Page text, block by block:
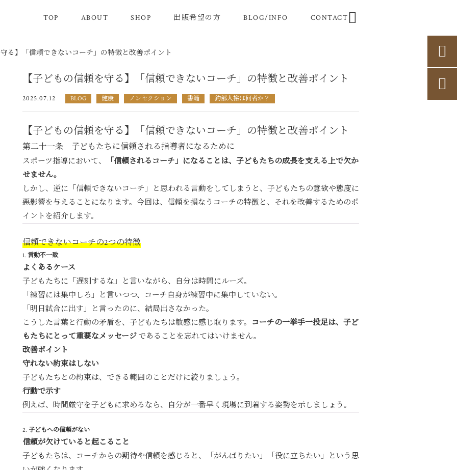
TOP ABOUT SHOP 出版希望の方 BLOG/INFO CONTACT
る】「信頼できないコーチ」の特徴と改善ポイント
【子どもの信頼を守る】「信頼できないコーチ」の特徴と改善ポイント
2025.07.12 BLOG 健康 ノンセクション 書籍 釣部人裕は何者か？
【子どもの信頼を守る】「信頼できないコーチ」の特徴と改善ポイント
第二十一条 子どもたちに信頼される指導者になるために
スポーツ指導において、
「信頼されるコーチ」になることは、子どもたちの成長を支える上で欠か
せません。
しかし、逆に「信頼できないコーチ」と思われる言動をしてしまうと、子どもたちの意欲や態度に
悪影響を与えることになります。今回は、信頼を損なうコーチの特徴と、それを改善するためのポ
イントを紹介します。
信頼できないコーチの2つの特徴
1. 言動不一致
よくあるケース
子どもたちに「遅刻するな」と言いながら、自分は時間にルーズ。
「練習には集中しろ」と言いつつ、コーチ自身が練習中に集中していない。
「明日試合に出す」と言ったのに、結局出さなかった。
こうした言葉と行動の矛盾を、子どもたちは敏感に感じ取ります。
コーチの一挙手一投足は、子ど
もたちにとって重要なメッセージ であることを忘れてはいけません。
改善ポイント
守れない約束はしない
子どもたちとの約束は、できる範囲のことだけに絞りましょう。
行動で示す
例えば、時間厳守を子どもに求めるなら、自分が一番早く現場に到着する姿勢を示しましょう。
2. 子どもへの信頼がない
信頼が欠けていると起こること
子どもたちは、コーチからの期待や信頼を感じると、「がんばりたい」「役に立ちたい」という思

